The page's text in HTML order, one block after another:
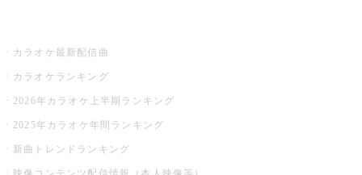
カラオケ最新配信曲
カラオケランキング
2026年カラオケ上半期ランキング
2025年カラオケ年間ランキング
新曲トレンドランキング